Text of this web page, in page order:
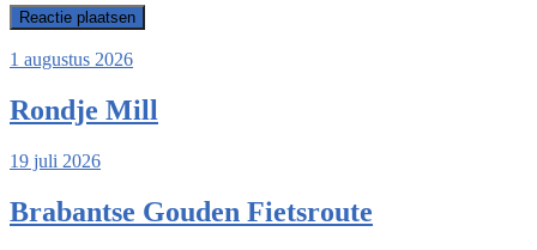
1 augustus 2026
Rondje Mill
19 juli 2026
Brabantse Gouden Fietsroute